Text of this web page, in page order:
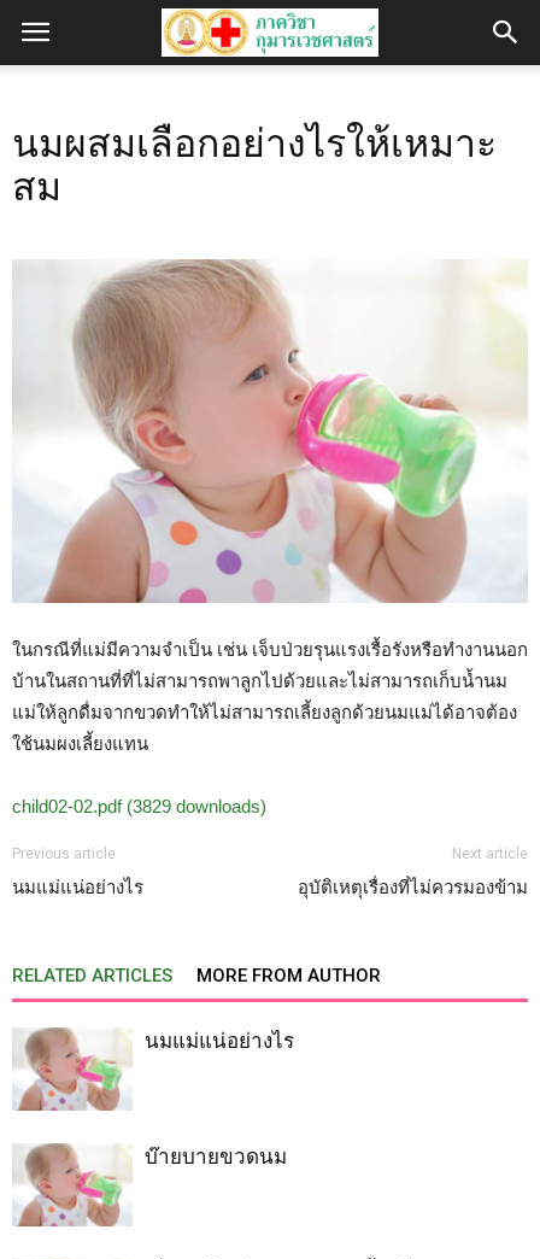
นมผสมเลือกอย่างไรให้เหมาะ
สม
ในกรณีที่แม่มีความจำเป็น เช่น เจ็บป่วยรุนแรงเรื้อรังหรือทำงานนอก
บ้านในสถานที่ที่ไม่สามารถพาลูกไปด้วยและไม่สามารถเก็บน้ำนม
แม่ให้ลูกดื่มจากขวดทำให้ไม่สามารถเลี้ยงลูกด้วยนมแม่ได้อาจต้อง
ใช้นมผงเลี้ยงแทน
child02-02.pdf (3829 downloads)
Previous article
นมแม่แน่อย่างไร
Next article
อุบัติเหตุเรื่องที่ไม่ควรมองข้าม
RELATED ARTICLES MORE FROM AUTHOR
นมแม่แน่อย่างไร
บ๊ายบายขวดนม